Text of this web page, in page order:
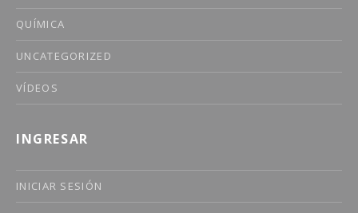
QUÍMICA
UNCATEGORIZED
VÍDEOS
INGRESAR
INICIAR SESIÓN